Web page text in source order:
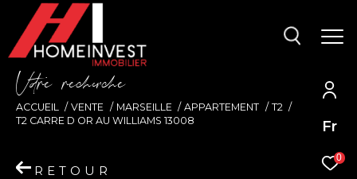
Fr
0
Vore recece
ACCUEIL VENTE MARSEILLE APPARTEMENT
T2
T2 CARRE D OR AU WILLIAMS 13008
RETOUR